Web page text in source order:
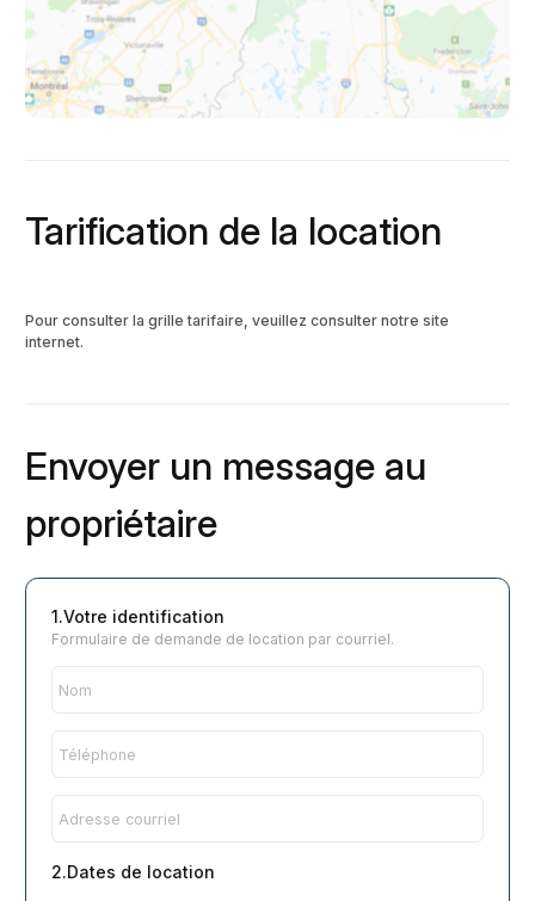
Envoyer un message au
propriétaire
Formulaire de demande de location par courriel.
1.Votre identification
2.Dates de location
Tarification de la location
Pour consulter la grille tarifaire, veuillez consulter notre site
internet.